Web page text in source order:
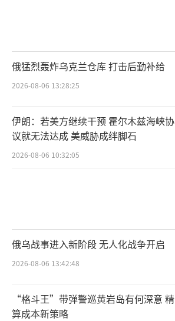
俄猛烈轰炸乌克兰仓库 打击后勤补给
2026-08-06 13:28:25
伊朗：若美方继续干预 霍尔木兹海峡协
议就无法达成 美威胁成绊脚石
2026-08-06 10:32:05
俄乌战事进入新阶段 无人化战争开启
2026-08-06 13:42:48
“格斗王”带弹警巡黄岩岛有何深意 精
算成本新策略